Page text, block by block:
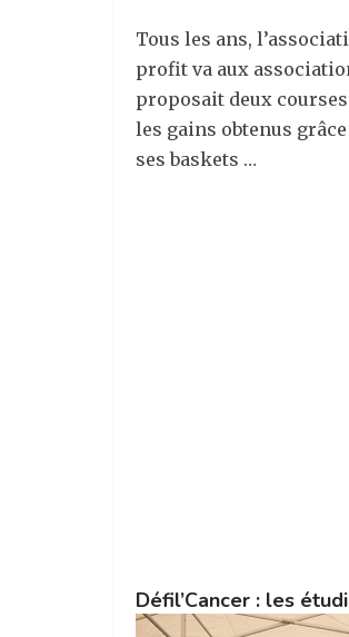
Tous les ans,
profit va aux
proposait deux
les gains obtenus
ses baskets …
Défil’Cancer : les